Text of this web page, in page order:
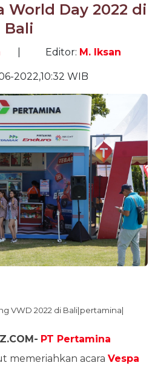
World Day 2022 di
Bali
Editor: M. Iksan
2022,10:32 WIB
VWD 2022 di Bali|pertamina|
PT Pertamina
memeriahkan acara Vespa